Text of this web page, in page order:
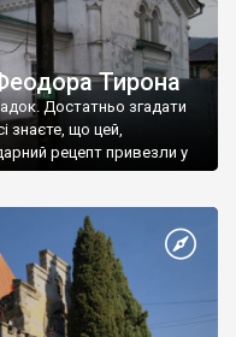
Тирона
Достатньо згадати
знаєте, що цей,
рецепт привезли у